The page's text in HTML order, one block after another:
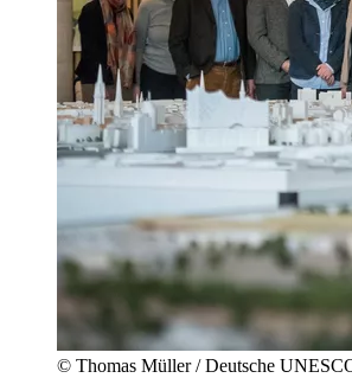
© Thomas Müller / Deutsche